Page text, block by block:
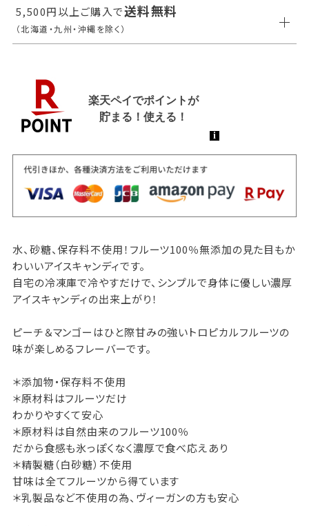
5,500円以上ご購入で送料無料
（北海道・九州・沖縄を除く）
水、砂糖、保存料不使用！フルーツ100％無添加の見た目もか
わいいアイスキャンディです。
自宅の冷凍庫で冷やすだけで、シンプルで身体に優しい濃厚
アイスキャンディの出来上がり！
ピーチ＆マンゴーはひと際甘みの強いトロピカルフルーツの
味が楽しめるフレーバーです。
＊添加物・保存料不使用
＊原材料はフルーツだけ
わかりやすくて安心
＊原材料は自然由来のフルーツ100％
だから食感も氷っぽくなく濃厚で食べ応えあり
＊精製糖（白砂糖）不使用
甘味は全てフルーツから得ています
＊乳製品など不使用の為、ヴィーガンの方も安心